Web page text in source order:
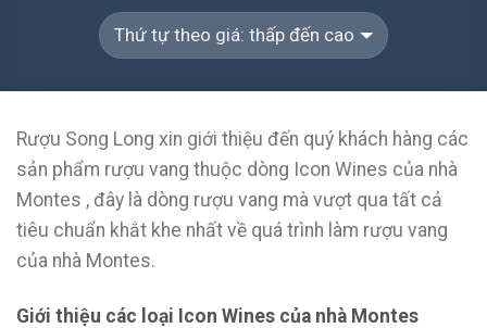
Rượu Song Long xin giới thiệu đến quý khách hàng các
sản phẩm rượu vang thuộc dòng Icon Wines của nhà
Montes , đây là dòng rượu vang mà vượt qua tất cả
tiêu chuẩn khắt khe nhất về quá trình làm rượu vang
của nhà Montes.
Giới thiệu các loại Icon Wines của nhà Montes